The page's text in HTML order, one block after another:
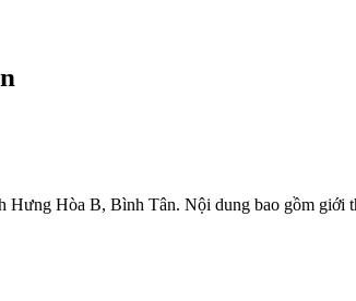
Hòa B, Bình Tân. Nội dung bao gồm giới